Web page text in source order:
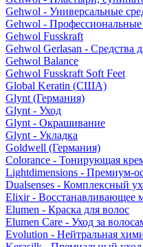
Gehwol - Универсальные
Gehwol - Профессиональные
Gehwol Fusskraft
Gehwol Gerlasan - Средства
Gehwol Balance
Gehwol Fusskraft Soft Feet
Global Keratin (США)
Glynt (Германия)
Glynt - Уход
Glynt - Окрашивание
Glynt - Укладка
Goldwell (Германия)
Colorance - Тонирующая
Lightdimensions - Премиум-
Dualsenses - Комплексный
Elixir - Восстанавливающее
Elumen - Краска для волос
Elumen Care - Уход за
Evolution - Нейтральная